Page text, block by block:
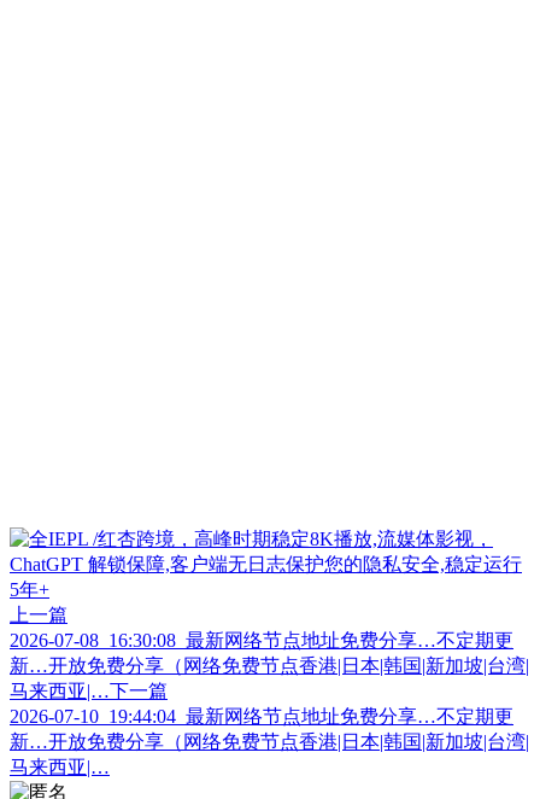
上一篇
2026-07-08_16:30:08_最新网络节点地址免费分享…不定期更
新…开放免费分享（网络免费节点香港|日本|韩国|新加坡|台湾|
马来西亚|… 下一篇
2026-07-10_19:44:04_最新网络节点地址免费分享…不定期更
新…开放免费分享（网络免费节点香港|日本|韩国|新加坡|台湾|
马来西亚|…